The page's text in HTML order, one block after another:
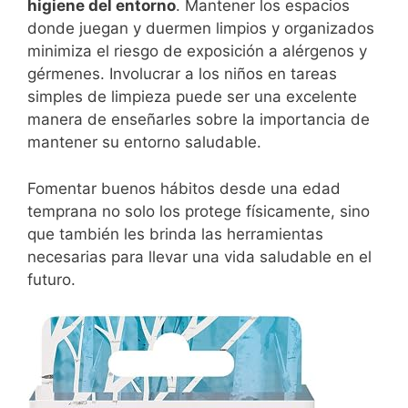
higiene del entorno. Mantener los espacios
donde juegan y duermen limpios y organizados
minimiza el riesgo de exposición a alérgenos y
gérmenes. Involucrar a los niños en tareas
simples de limpieza puede ser una excelente
manera de enseñarles sobre la importancia de
mantener su entorno saludable.
Fomentar buenos hábitos desde una edad
temprana no solo los protege físicamente, sino
que también les brinda las herramientas
necesarias para llevar una vida saludable en el
futuro.